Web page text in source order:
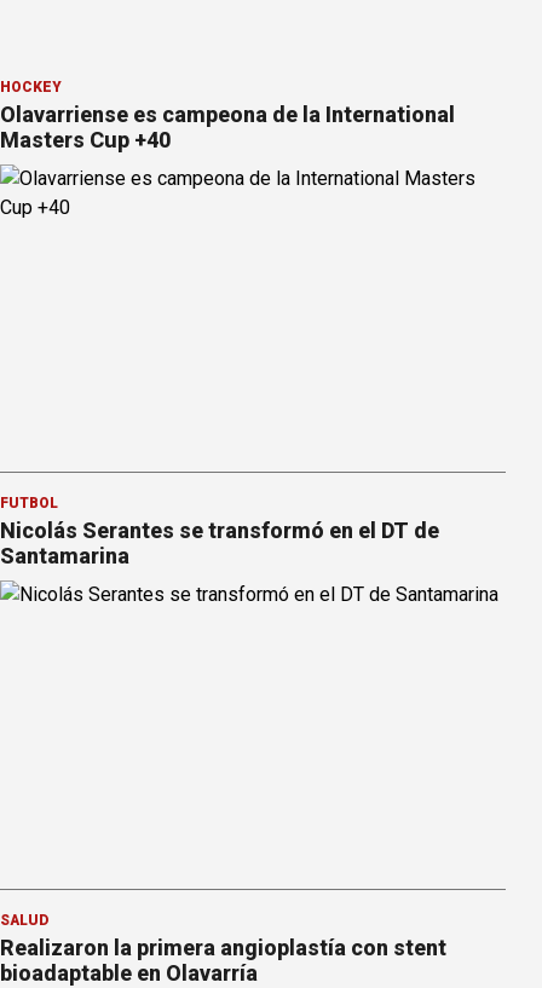
HOCKEY
Olavarriense es campeona de la International
Masters Cup +40
FÚTBOL
Nicolás Serantes se transformó en el DT de
Santamarina
SALUD
Realizaron la primera angioplastía con stent
bioadaptable en Olavarría